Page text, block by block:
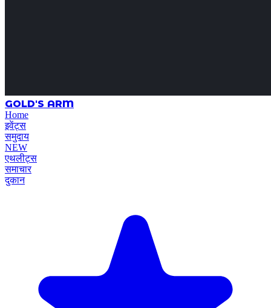
GOLD'S ARM
Home
इवेंट्स
समुदाय
NEW
एथलीट्स
समाचार
दुकान